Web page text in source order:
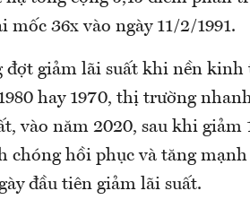
mốc 36x vào ngày 11/2/1991.
giảm lãi suất khi nền kinh
hay 1970, thị trường
vào năm 2020, sau khi giảm
chóng hồi phục và tăng
đầu tiên giảm lãi suất.